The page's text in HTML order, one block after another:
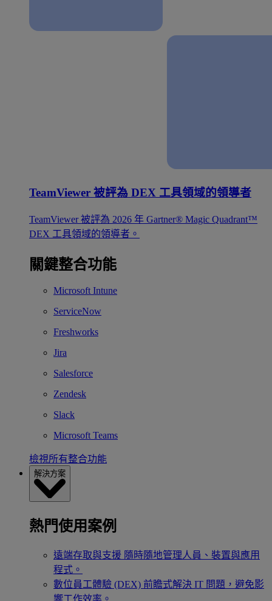
TeamViewer 被評為 DEX 工具領域的領導者
TeamViewer 被評為 2026 年 Gartner® Magic Quadrant™
DEX 工具領域的領導者。
關鍵整合功能
Microsoft Intune
ServiceNow
Freshworks
Jira
Salesforce
Zendesk
Slack
Microsoft Teams
檢視所有整合功能
解決方案
熱門使用案例
遠端存取與支援 隨時隨地管理人員、裝置與應用
程式。
數位員工體驗 (DEX) 前瞻式解決 IT 問題，避免影